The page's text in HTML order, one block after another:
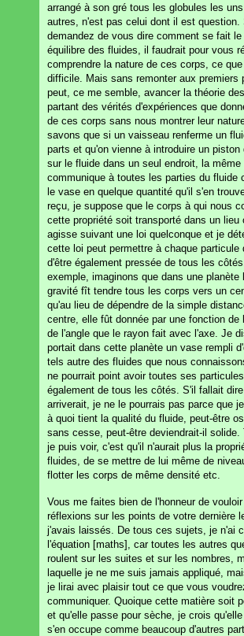
arrangé à son gré tous les globules les
autres, n'est pas celui dont il est question.
demandez de vous dire comment se fait
équilibre des fluides, il faudrait pour vous
comprendre la nature de ces corps, ce
difficile. Mais sans remonter aux premiers
peut, ce me semble, avancer la théorie
partant des vérités d'expériences que
de ces corps sans nous montrer leur
savons que si un vaisseau renferme un
parts et qu'on vienne à introduire un piston
sur le fluide dans un seul endroit, la
communique à toutes les parties du fluide
le vase en quelque quantité qu'il s'en
reçu, je suppose que le corps à qui nous
cette propriété soit transporté dans un lieu
agisse suivant une loi quelconque et je
cette loi peut permettre à chaque particule
d'être également pressée de tous les
exemple, imaginons que dans une planète
gravité fît tendre tous les corps vers un
qu'au lieu de dépendre de la simple
centre, elle fût donnée par une fonction de
de l'angle que le rayon fait avec l'axe. Je
portait dans cette planète un vase rempli
tels autre des fluides que nous
ne pourrait point avoir toutes ses
également de tous les côtés. S'il fallait
arriverait, je ne le pourrais pas parce que
à quoi tient la qualité du fluide, peut-être
sans cesse, peut-être deviendrait-il solide.
je puis voir, c'est qu'il n'aurait plus la
fluides, de se mettre de lui même de
flotter les corps de même densité etc.
Vous me faites bien de l'honneur de
réflexions sur les points de votre dernière
j'avais laissés. De tous ces sujets, je n'ai
l'équation [maths], car toutes les autres
roulent sur les suites et sur les nombres,
laquelle je ne me suis jamais appliqué,
je lirai avec plaisir tout ce que vous
communiquer. Quoique cette matière soit
et qu'elle passe pour sèche, je crois
s'en occupe comme beaucoup d'autres